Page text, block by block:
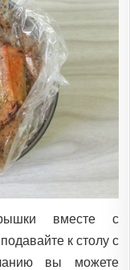
вместе с
к столу с
вы можете